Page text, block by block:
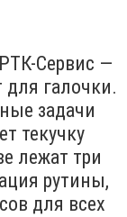
Сервис —
для галочки.
задачи
текучку
лежат три
рутины,
для всех